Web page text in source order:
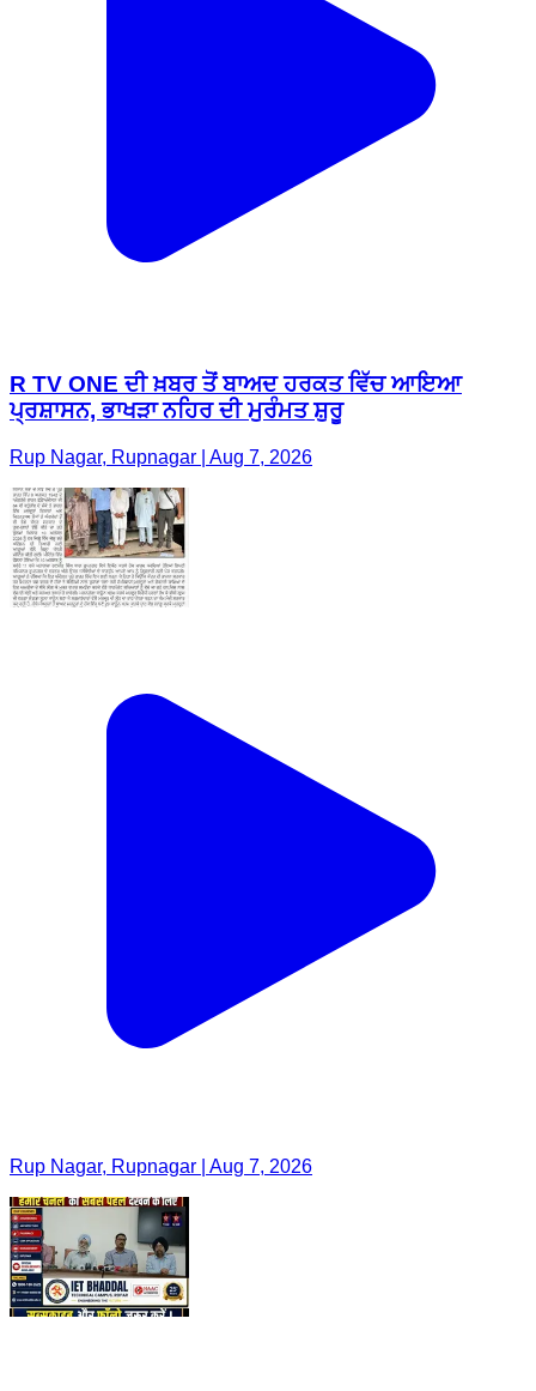
R TV ONE ਦੀ ਖ਼ਬਰ ਤੋਂ ਬਾਅਦ ਹਰਕਤ ਵਿੱਚ ਆਇਆ
ਪ੍ਰਸ਼ਾਸਨ, ਭਾਖੜਾ ਨਹਿਰ ਦੀ ਮੁਰੰਮਤ ਸ਼ੁਰੂ
Rup Nagar, Rupnagar | Aug 7, 2026
Rup Nagar, Rupnagar | Aug 7, 2026